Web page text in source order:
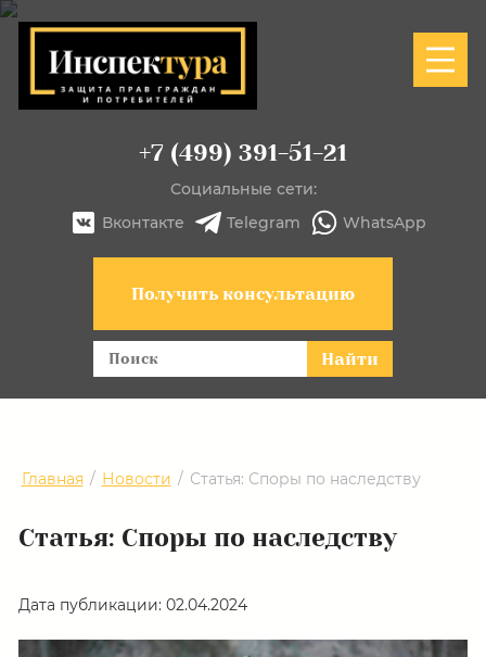
+7 (499) 391-51-21
Социальные сети:
Вконтакте
Telegram WhatsApp
Получить консультацию
Найти
Главная / Новости / Статья: Споры по наследству
Статья: Споры по наследству
Дата публикации: 02.04.2024